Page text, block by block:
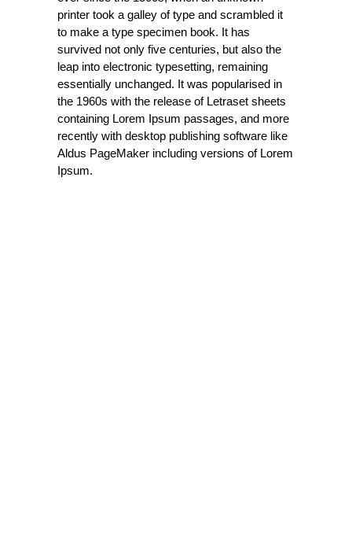
printer took a galley of type and scrambled it
to make a type specimen book. It has
survived not only five centuries, but also the
leap into electronic typesetting, remaining
essentially unchanged. It was popularised in
the 1960s with the release of Letraset sheets
containing Lorem Ipsum passages, and more
recently with desktop publishing software like
Aldus PageMaker including versions of Lorem
Ipsum.